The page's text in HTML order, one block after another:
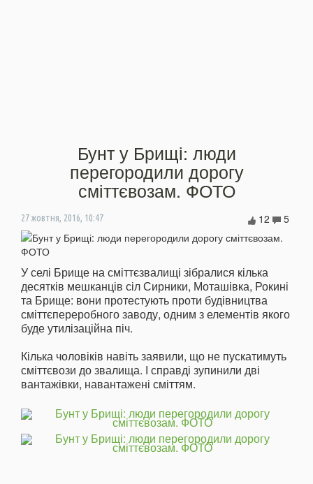
Бунт у Брищі: люди
перегородили дорогу
сміттєвозам. ФОТО
27 жовтня, 2016, 10:47 5
12
У селі Брище на сміттєзвалищі зібралися кілька
десятків мешканців сіл Сирники, Моташівка, Рокині
та Брище: вони протестують проти будівництва
сміттєпереробного заводу, одним з елементів якого
буде утилізаційна піч.
Кілька чоловіків навіть заявили, що не пускатимуть
сміттєвози до звалища. І справді зупинили дві
вантажівки, навантажені сміттям.